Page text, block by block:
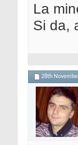
La
Si da,
28th